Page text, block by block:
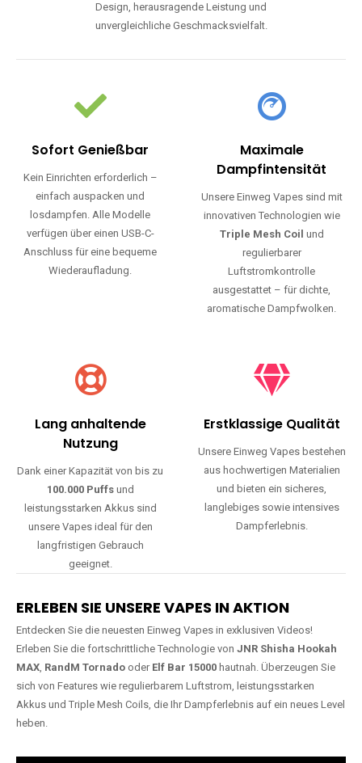
Design, herausragende Leistung und
unvergleichliche Geschmacksvielfalt.
Sofort Genießbar
Kein Einrichten erforderlich –
einfach auspacken und
losdampfen. Alle Modelle
verfügen über einen USB-C-
Anschluss für eine bequeme
Wiederaufladung.
Maximale
Dampfintensität
Unsere Einweg Vapes sind mit
innovativen Technologien wie
Triple Mesh Coil und
regulierbarer
Luftstromkontrolle
ausgestattet – für dichte,
aromatische Dampfwolken.
Lang anhaltende
Nutzung
Dank einer Kapazität von bis zu
100.000 Puffsund
leistungsstarken Akkus sind
unsere Vapes ideal für den
langfristigen Gebrauch
geeignet.
Erstklassige Qualität
Unsere Einweg Vapes bestehen
aus hochwertigen Materialien
und bieten ein sicheres,
langlebiges sowie intensives
Dampferlebnis.
ERLEBEN SIE UNSERE VAPES IN AKTION
Entdecken Sie die neuesten Einweg Vapes in exklusiven Videos!
Erleben Sie die fortschrittliche Technologie von JNR Shisha Hookah
MAX, RandM Tornado oder Elf Bar 15000 hautnah. Überzeugen Sie
sich von Features wie regulierbarem Luftstrom, leistungsstarken
Akkus und Triple Mesh Coils, die Ihr Dampferlebnis auf ein neues Level
heben.